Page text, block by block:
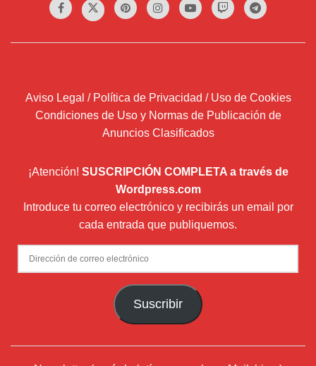
Aviso Legal / Política de Privacidad / Uso de Cookies
Condiciones de Uso y Normas de Publicación de
Anuncios Clasificados
¡Atención! SUSCRIPCIÓN COMPLETA a través de
Wordpress.com
Introduce tu correo electrónico y recibirás un email por
cada entrada que publiquemos.
Dirección
de
Suscribir